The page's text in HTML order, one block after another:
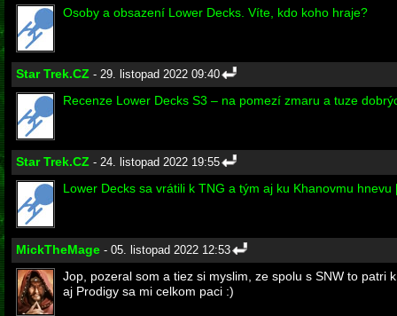
Osoby a obsazení Lower Decks. Víte, kdo koho hraje?
Star Trek.CZ - 29. listopad 2022 09:40
Recenze Lower Decks S3 – na pomezí zmaru a tuze
Star Trek.CZ - 24. listopad 2022 19:55
Lower Decks sa vrátili k TNG a tým aj ku Khanovmu hnevu
MickTheMage - 05. listopad 2022 12:53
Jop, pozeral som a tiez si myslim, ze spolu s SNW to patri
aj Prodigy sa mi celkom paci :)